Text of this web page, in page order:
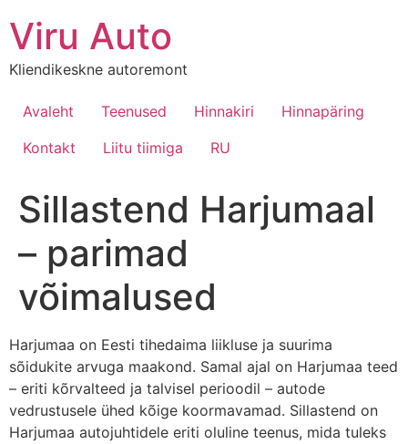
Viru Auto
Kliendikeskne autoremont
Avaleht Teenused Hinnakiri
Hinnapäring
Kontakt
Liitu tiimiga RU
Sillastend Harjumaal
– parimad
võimalused
Harjumaa on Eesti tihedaima liikluse ja suurima
sõidukite arvuga maakond. Samal ajal on Harjumaa teed
– eriti kõrvalteed ja talvisel perioodil – autode
vedrustusele ühed kõige koormavamad. Sillastend on
Harjumaa autojuhtidele eriti oluline teenus, mida tuleks